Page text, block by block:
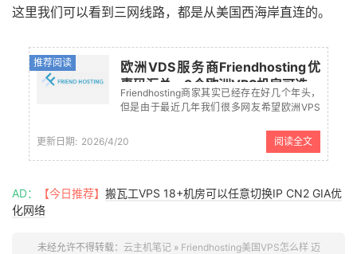
这里我们可以看到三网线路，都是从美国西海岸直连的。
推荐阅读
欧洲VDS服务商Friendhosting优
惠码汇总 - 9个欧洲VPS机房可选
Friendhosting商家其实已经存在好几个年头，
但是由于最近几年我们很多网友希望欧洲VPS
的用户选择欧洲机房时候选择较多。
美国机房，算是...
更新日期: 2026/4/20 阅读全文
AD： 【今日推荐】 搬瓦工VPS 18+机房可以任意切换IP CN2 GIA优
化网络
未经允许不得转载： 云主机笔记» Friendhosting美国VPS怎么样 迈